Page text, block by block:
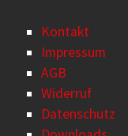
Kontakt
Impressum
AGB
Widerruf
Datenschutz